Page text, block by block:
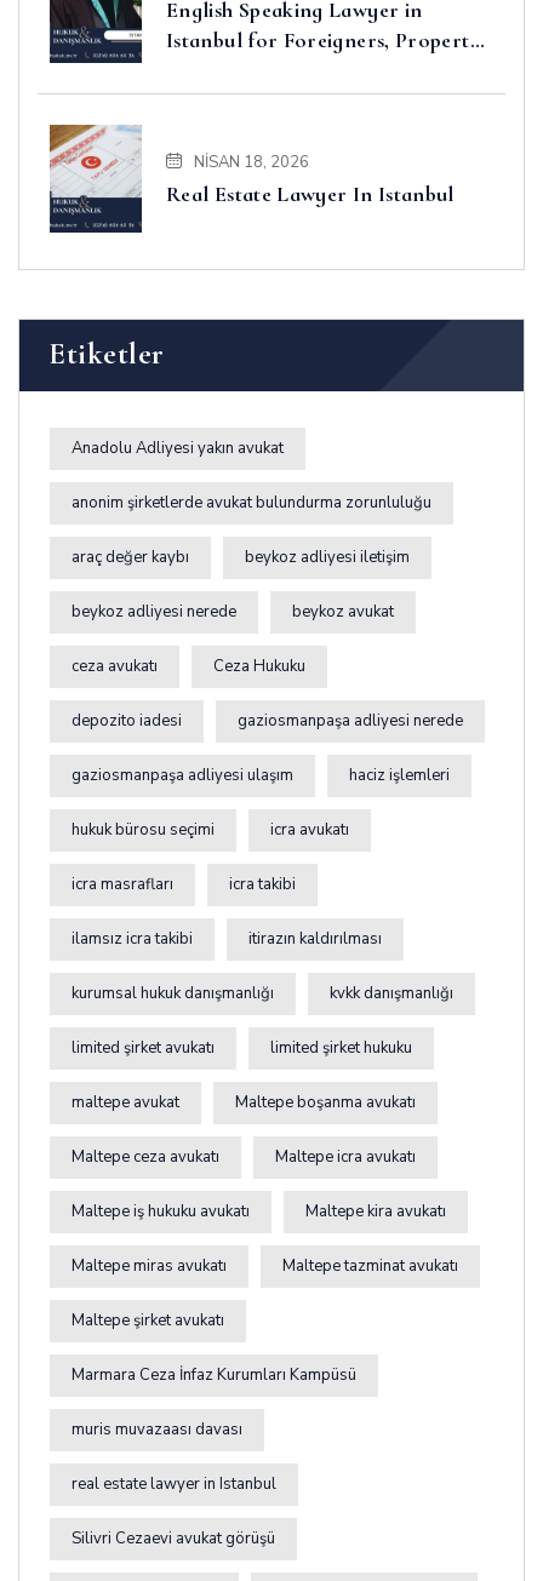
English Speaking Lawyer in
Istanbul for Foreigners, Property,
NISAN 18, 2026
Real Estate Lawyer In Istanbul
Etiketler
Anadolu Adliyesi yakın avukat
anonim şirketlerde avukat bulundurma zorunluluğu
araç değer kaybı beykoz adliyesi iletişim
beykoz adliyesi nerede beykoz avukat
ceza avukatı Ceza Hukuku
depozito iadesi gaziosmanpaşa adliyesi nerede
gaziosmanpaşa adliyesi ulaşım haciz işlemleri
hukuk bürosu seçimi icra avukatı
icra masrafları icra takibi
ilamsız icra takibi itirazın kaldırılması
kurumsal hukuk danışmanlığı kvkk danışmanlığı
limited şirket avukatı limited şirket hukuku
maltepe avukat Maltepe boşanma avukatı
Maltepe ceza avukatı Maltepe icra avukatı
Maltepe iş hukuku avukatı Maltepe kira avukatı
Maltepe miras avukatı Maltepe tazminat avukatı
Maltepe şirket avukatı
Marmara Ceza İnfaz Kurumları Kampüsü
muris muvazaası davası
real estate lawyer in Istanbul
Silivri Cezaevi avukat görüşü